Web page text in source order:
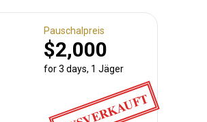
Pauschalpreis
$2,000
for 3 days, 1 Jäger